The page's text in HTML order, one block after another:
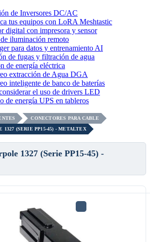
de Inversores DC/AC
tus equipos con LoRA Meshtastic
digital con impresora y sensor
iluminación remoto
para datos y entrenamiento AI
de fugas y filtración de agua
de energía eléctrica
extracción de Agua DGA
inteligente de banco de baterías
el uso de drivers LED
de energía UPS en tableros
CONECTORES PARA CABLE
1327 (SERIE PP15-45) - METALTEX
1327 (Serie PP15-45) -